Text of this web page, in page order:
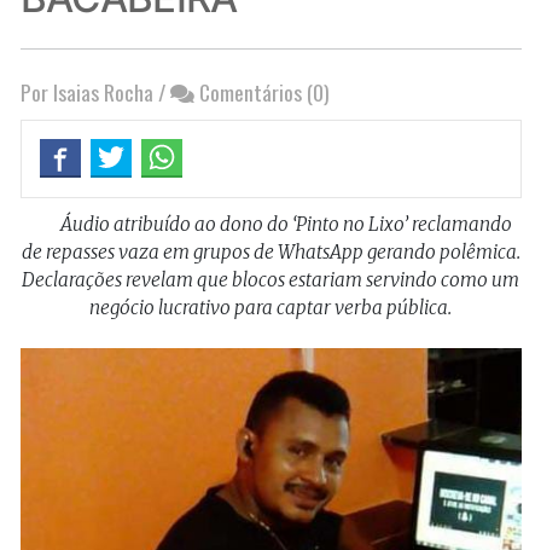
Por Isaias Rocha / Comentários (0)
Áudio atribuído ao dono do ‘Pinto no Lixo’ reclamando
de repasses vaza em grupos de WhatsApp gerando polêmica.
Declarações revelam que blocos estariam servindo como um
negócio lucrativo para captar verba pública.